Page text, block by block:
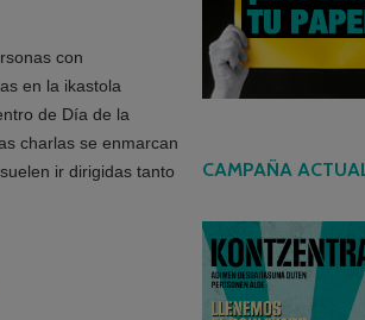
con
en la ikastola
de Día de la
charlas se enmarcan
ir dirigidas tanto
CAMPAÑA